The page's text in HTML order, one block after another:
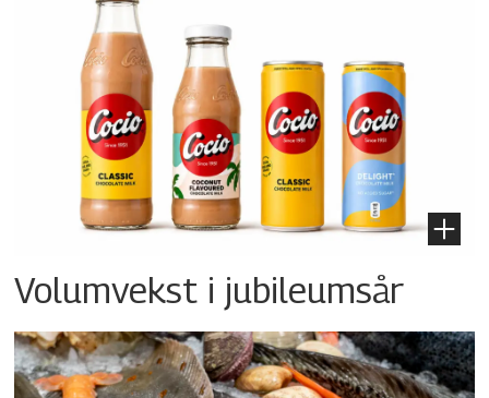
Volumvekst i jubileumsår